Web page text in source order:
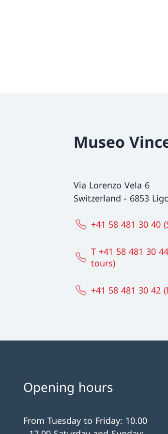
Museo
Via Lorenzo Vela 6
Switzerland - 6853
+41 58 481 30 40
T +41 58 481 30
tours)
+41 58 481 30 42
Opening hours
From Tuesday to Friday: 10.00